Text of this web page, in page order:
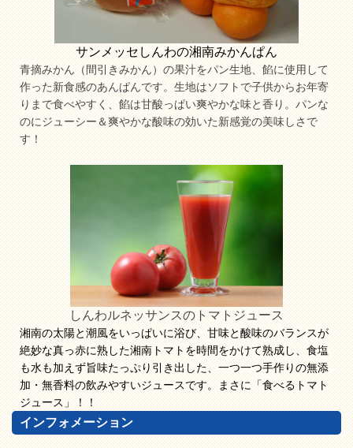
サンメッセしんわの湘南みかんぱん
青摘みかん（間引きみかん）の果汁をパン生地、餡に使用して
作った新食感のあんぱんです。生地はソフトで子供からお年寄
りまで食べやすく、餡は甘酸っぱい爽やかな味と香り。パンな
のにジューシー＆爽やかな酸味の効いた新感覚の美味しさで
す！
しんわルネッサンスのトマトジュース
湘南の太陽と潮風をいっぱいに浴び、甘味と酸味のバランスが
絶妙な真っ赤に熟した湘南トマトを時間をかけて熟成し、食塩
も水も加えず旨味たっぷり引き出した、一つ一つ手作りの無添
加・無香料の飲みやすいジュースです。まさに「食べるトマト
ジュース」！！
インフォメーション